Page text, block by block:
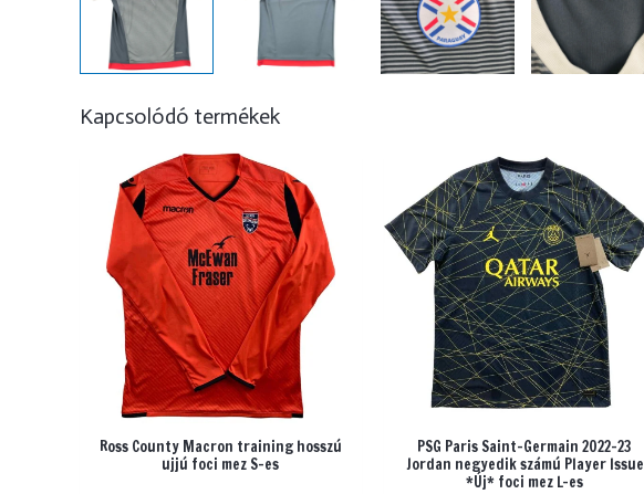
Kapcsolódó termékek
Ross County Macron training hosszú
ujjú foci mez S-es
PSG Paris Saint-Germain 2022-23
Jordan negyedik számú Player Issue
*Új* foci mez L-es